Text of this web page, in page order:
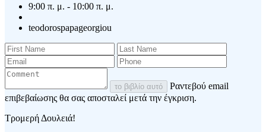
9:00 π. μ. - 10:00 π. μ.
teodorospapageorgiou
το βιβλίο αυτό
Ραντεβού email
επιβεβαίωσης θα σας αποσταλεί μετά την έγκριση.
Τρομερή Δουλειά!